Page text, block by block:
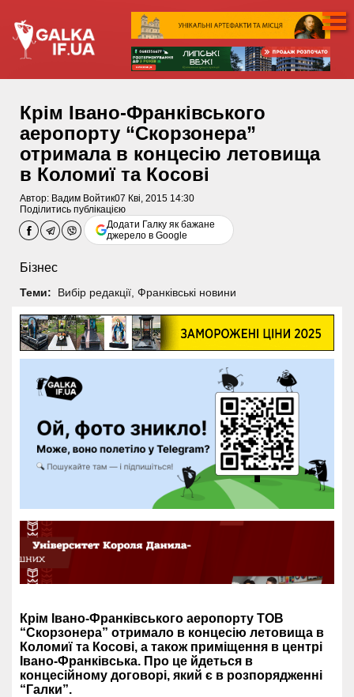
Крім Івано-Франківського
аеропорту “Скорзонера”
отримала в концесію летовища
в Коломиї та Косові
Автор: Вадим Войтик07 Кві, 2015 14:30
Поділитись публікацією
Додати Галку як бажане
джерело в Google
Бізнес
Теми: Вибір редакції, Франківські новини
Крім Івано-Франківського аеропорту ТОВ
“Скорзонера” отримало в концесію летовища в
Коломиї та Косові, а також приміщення в центрі
Івано-Франківська. Про це йдеться в
концесійному договорі, який є в розпорядженні
“Галки”.